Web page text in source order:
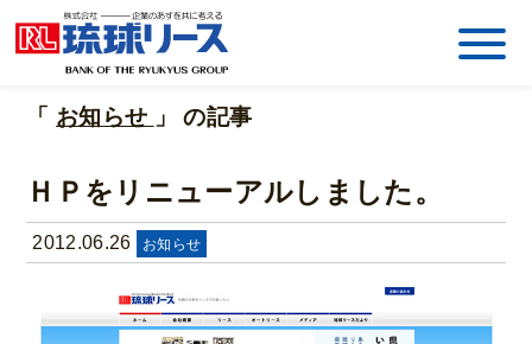
「 お知らせ 」 の記事
ＨＰをリニューアルしました。
2012.06.26 お知らせ